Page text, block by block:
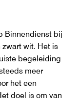
Binnendienst bij
zwart wit. Het is
begeleiding
meer
het een
doel is om van